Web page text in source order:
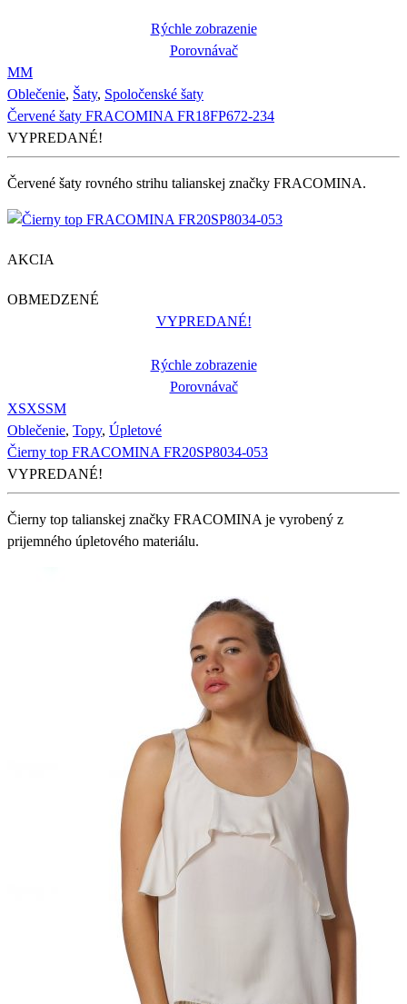
Rýchle zobrazenie
Porovnávač
MM
Oblečenie, Šaty, Spoločenské šaty
Červené šaty FRACOMINA FR18FP672-234
VYPREDANÉ!
Červené šaty rovného strihu talianskej značky FRACOMINA.
AKCIA
OBMEDZENÉ
VYPREDANÉ!
Rýchle zobrazenie
Porovnávač
XSXSSM
Oblečenie, Topy, Úpletové
Čierny top FRACOMINA FR20SP8034-053
VYPREDANÉ!
Čierny top talianskej značky FRACOMINA je vyrobený z
prijemného úpletového materiálu.